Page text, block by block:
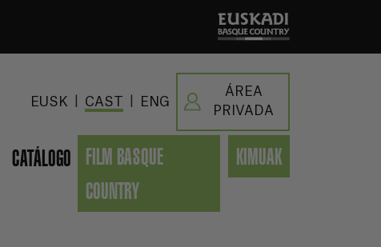
EUSK CAST ENG
ÁREA
PRIVADA
CATÁLOGO
FILM BASQUE
COUNTRY
KIMUAK